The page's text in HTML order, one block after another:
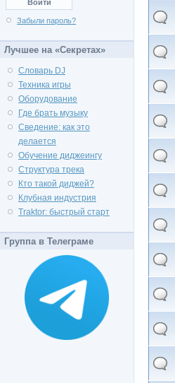
Забыли пароль?
Лучшее на «Секретах»
Словарь DJ
Техника игры
Оборудование
Где брать музыку
Сведение: как это
делается
Обучение диджеингу
Структура трека
Кто такой диджей?
Клубная индустрия
Traktor: быстрый старт
Группа в Телеграме